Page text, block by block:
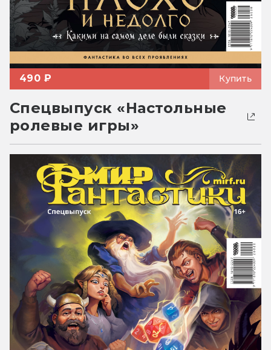
490 ₽ Купить
Спецвыпуск «Настольные
ролевые игры»